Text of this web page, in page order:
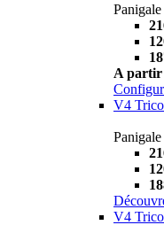
A partir
V4
V4